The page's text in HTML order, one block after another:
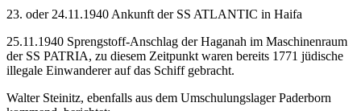
23. oder 24.11.1940 Ankunft der SS ATLANTIC in Haifa
25.11.1940 Sprengstoff-Anschlag der Haganah im Maschinenraum
der SS PATRIA, zu diesem Zeitpunkt waren bereits 1771 jüdische
illegale Einwanderer auf das Schiff gebracht.
Walter Steinitz, ebenfalls aus dem Umschulungslager Paderborn